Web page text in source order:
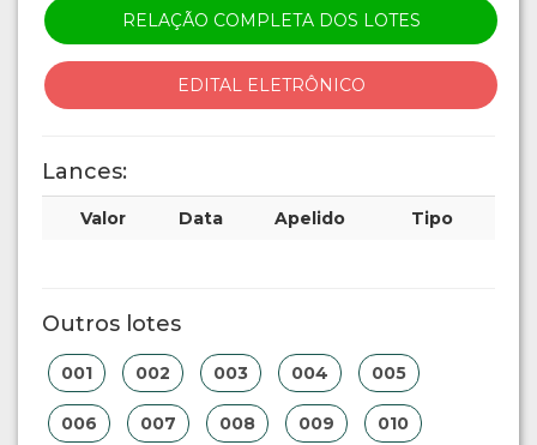
RELAÇÃO COMPLETA DOS LOTES
EDITAL ELETRÔNICO
Lances:
Valor Data Apelido Tipo
Outros lotes
001 002 003 004 005
006 007 008 009 010